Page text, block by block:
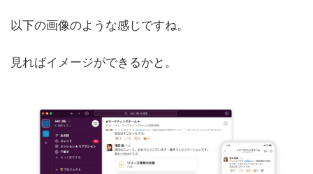
以下の画像のような感じですね。
見ればイメージができるかと。